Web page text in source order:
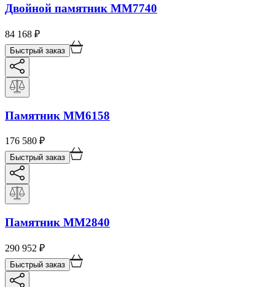
Двойной памятник ММ7740
84 168 ₽
Быстрый заказ
Памятник ММ6158
176 580 ₽
Быстрый заказ
Памятник ММ2840
290 952 ₽
Быстрый заказ